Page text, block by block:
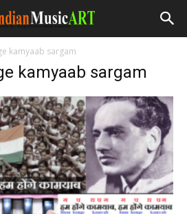
kamyaab sargam
kamyaab sargam